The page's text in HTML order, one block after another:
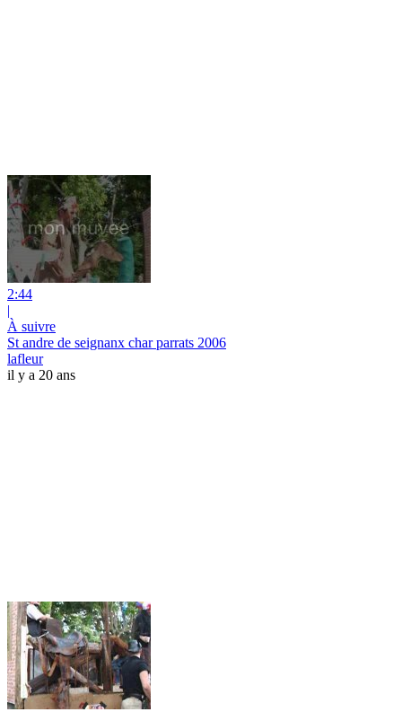
2:44
|
À suivre
St andre de seignanx char parrats 2006
lafleur
il y a 20 ans